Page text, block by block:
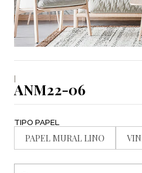
|
ANM22-06
TIPO PAPEL
PAPEL MURAL LINO